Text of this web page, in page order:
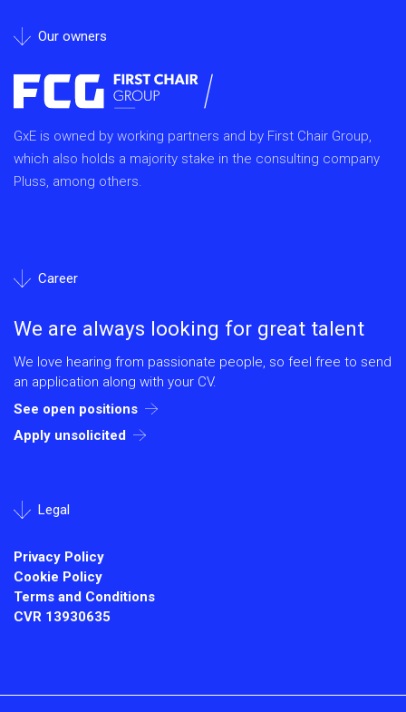
Our owners
GxE is owned by working partners and by First Chair Group,
which also holds a majority stake in the consulting company
Pluss, among others.
Career
We are always looking for great talent
We love hearing from passionate people, so feel free to send
an application along with your CV.
See open positions
Apply unsolicited
Legal
Privacy Policy
Cookie Policy
Terms and Conditions
CVR 13930635